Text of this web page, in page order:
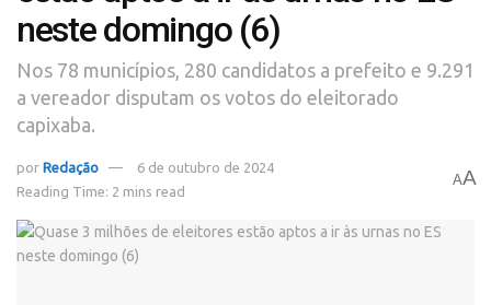
neste domingo (6)
Nos 78 municípios, 280 candidatos a prefeito e 9.291
a vereador disputam os votos do eleitorado
capixaba.
por Redação
6 de outubro de 2024
Reading Time: 2 mins read
AA